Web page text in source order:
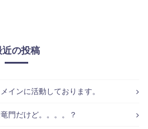
近の投稿
インに活動しております。
門だけど。。。。？